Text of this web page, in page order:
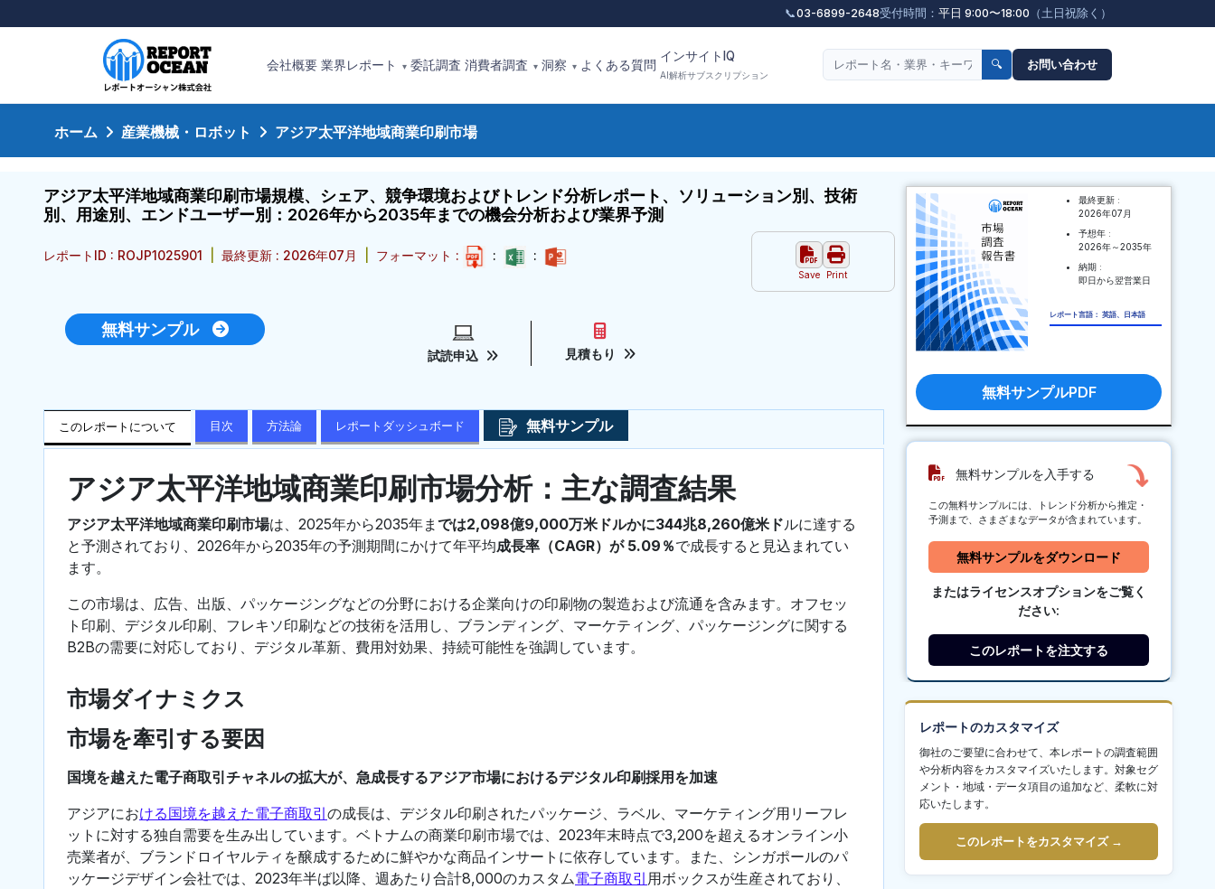
📞03-6899-2648受付時間： 平日 9:00〜18:00 （土日祝除く）
会社概要 業界レポート ▾ 委託調査 消費者調査 ▾ 洞察 ▾ よくある質問
インサイトIQ
AI解析サブスクリプション
🔍 お問い合わせ
ホーム 産業機械・ロボット アジア太平洋地域商業印刷市場
アジア太平洋地域商業印刷市場規模、シェア、競争環境およびトレンド分析レポート、ソリューション別、技術
別、用途別、エンドユーザー別：2026年から2035年までの機会分析および業界予測
レポートID : ROJP1025901 最終更新 : 2026年07月 フォーマット : : :
Save Print
無料サンプル
試読申込 見積もり
このレポートについて 目次 方法論 レポートダッシュボード 無料サンプル
アジア太平洋地域商業印刷市場分析：主な調査結果
アジア太平洋地域商業印刷市場は、2025年から2035年ま では2,098億9,000万米ドルかに344兆8,260億米ドルに達する
と予測されており、2026年から2035年の予測期間にかけて年平均成長率（CAGR）が 5.09％で成長すると見込まれてい
ます。
この市場は、広告、出版、パッケージングなどの分野における企業向けの印刷物の製造および流通を含みます。オフセッ
ト印刷、デジタル印刷、フレキソ印刷などの技術を活用し、ブランディング、マーケティング、パッケージングに関する
B2Bの需要に対応しており、デジタル革新、費用対効果、持続可能性を強調しています。
市場ダイナミクス
市場を牽引する要因
国境を越えた電子商取引チャネルの拡大が、急成長するアジア市場におけるデジタル印刷採用を加速
アジアにおける国境を越えた電子商取引の成長は、デジタル印刷されたパッケージ、ラベル、マーケティング用リーフレ
ットに対する独自需要を生み出しています。ベトナムの商業印刷市場では、2023年末時点で3,200を超えるオンライン小
売業者が、ブランドロイヤルティを醸成するために鮮やかな商品インサートに依存しています。また、シンガポールのパ
ッケージデザイン会社では、2023年半ば以降、週あたり合計8,000のカスタム電子商取引 用ボックスが生産されており、
最終更新 :
2026年07月
予想年 :
2026年～2035年
納期 :
即日から翌営業日
レポート言語： 英語、日本語
無料サンプルPDF
無料サンプルを入手する
この無料サンプルには、トレンド分析から推定・
予測まで、さまざまなデータが含まれています。
無料サンプルをダウンロード
またはライセンスオプションをご覧く
ださい:
このレポートを注文する
レポートのカスタマイズ
御社のご要望に合わせて、本レポートの調査範囲
や分析内容をカスタマイズいたします。対象セグ
メント・地域・データ項目の追加など、柔軟に対
応いたします。
このレポートをカスタマイズ →